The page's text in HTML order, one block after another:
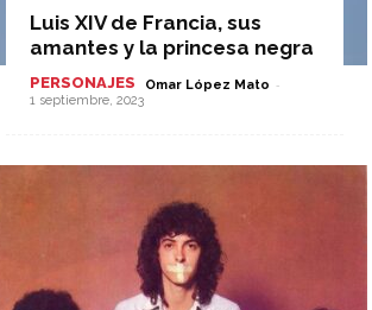
Luis XIV de Francia, sus
amantes y la princesa negra
PERSONAJES Omar López Mato -
1 septiembre, 2023